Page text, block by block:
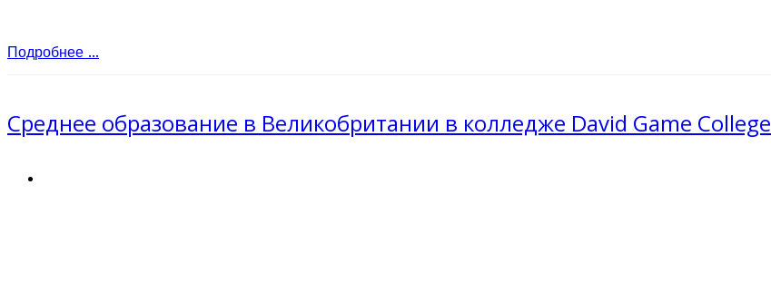
Подробнее ...
Среднее образование в Великобритании в колледже David Game College